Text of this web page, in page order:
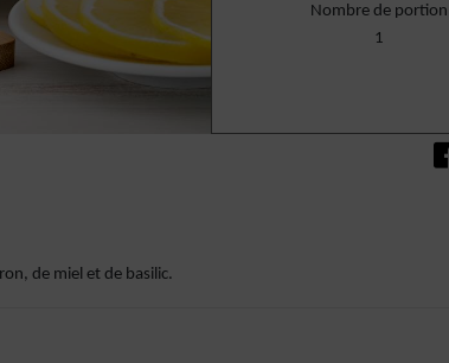
Nombre de portion
1
de miel et de basilic.